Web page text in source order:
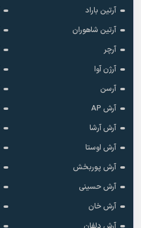
آرتین باراد
آرتین شاهوران
آرچر
آرژن آوا
آرسن
آرش AP
آرش آرشا
آرش اوستا
آرش پوربخش
آرش حسینی
آرش خان